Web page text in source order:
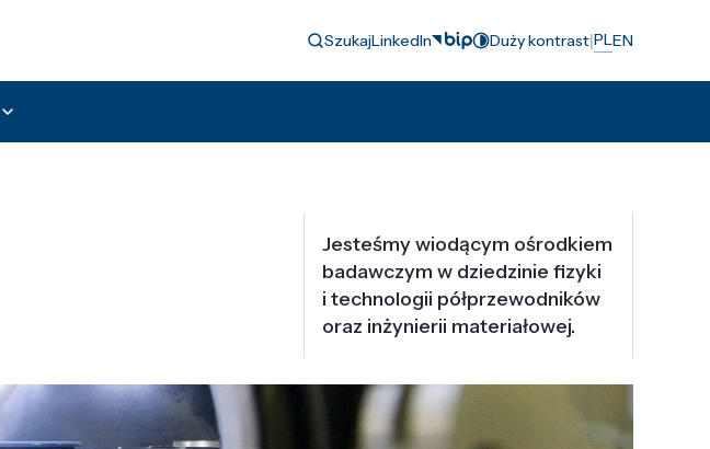
SzukajLinkedIn Duży kontrast|PLEN
Jesteśmy wiodącym ośrodkiem
badawczym w dziedzinie fizyki
i technologii półprzewodników
oraz inżynierii materiałowej.